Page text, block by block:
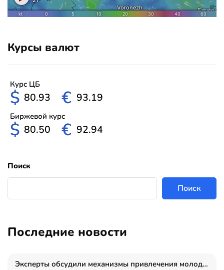
Курсы валют
Курс ЦБ
$ 80.93 € 93.19
Биржевой курс
$ 80.50 € 92.94
Поиск
Поиск
Последние новости
Эксперты обсудили механизмы привлечения молодых специалистов в промышленные города